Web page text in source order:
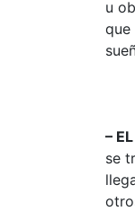
u
que
–
se